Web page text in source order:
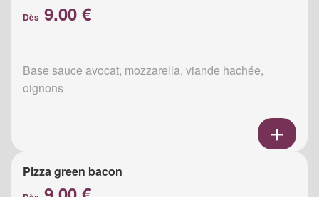
Dès 9.00 €
Base sauce avocat, mozzarella, viande hachée,
oignons
Pizza green bacon